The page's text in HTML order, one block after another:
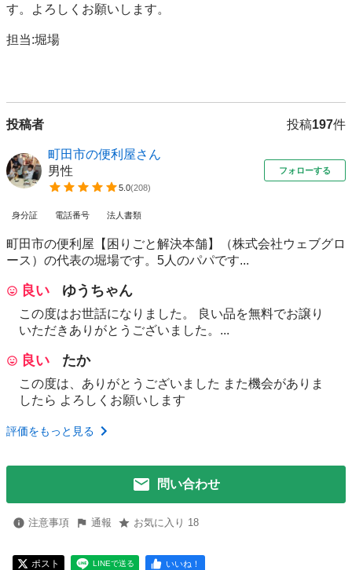
す。よろしくお願いします。
担当:堀場
投稿者 投稿197件
町田市の便利屋さん
男性
5.0(208)
フォローする
身分証 電話番号 法人書類
町田市の便利屋【困りごと解決本舗】（株式会社ウェブグロ
ース）の代表の堀場です。5人のパパです...
良い ゆうちゃん
この度はお世話になりました。 良い品を無料でお譲り
いただきありがとうございました。...
良い たか
この度は、ありがとうございました また機会がありま
したら よろしくお願いします
評価をもっと見る
問い合わせ
注意事項 通報 お気に入り 18
ポスト LINEで送る いいね！